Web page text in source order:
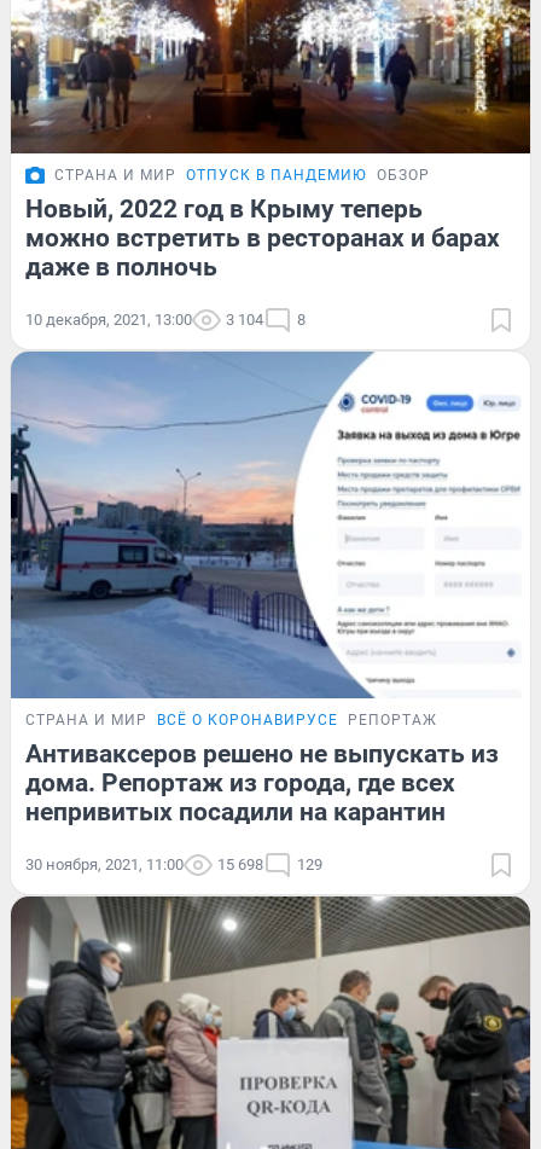
СТРАНА И МИР ОТПУСК В ПАНДЕМИЮ ОБЗОР
Новый, 2022 год в Крыму теперь
можно встретить в ресторанах и барах
даже в полночь
10 декабря, 2021, 13:00 3 104 8
СТРАНА И МИР ВСЁ О КОРОНАВИРУСЕ РЕПОРТАЖ
Антиваксеров решено не выпускать из
дома. Репортаж из города, где всех
непривитых посадили на карантин
30 ноября, 2021, 11:00 15 698 129